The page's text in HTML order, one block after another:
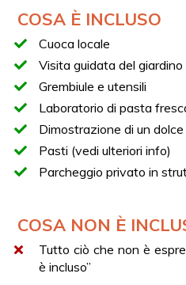
Antipasto con prodotti di
Pranzo con i piatti preparati
PASTI
Il pasto incluso
Antipasto con verdure di
Pasta fresca preparata
Dolce tipico campano
Acqua
BAMBINI
I bambini da 0 a 4 anni
prevista né l’attività né il
COSA È INCLUSO
Cuoca locale
Visita guidata del giardino
Grembiule e utensili
Laboratorio di pasta
Dimostrazione di un
Pasti (vedi ulteriori info)
Parcheggio privato in
COSA NON È
Tutto ciò che non è
è incluso”